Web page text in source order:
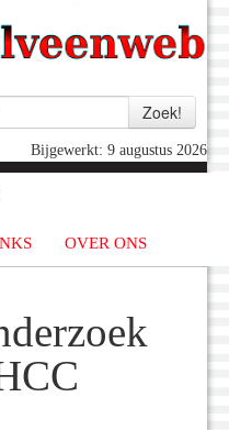
Bijgewerkt: 9 augustus 2026
OVER ONS